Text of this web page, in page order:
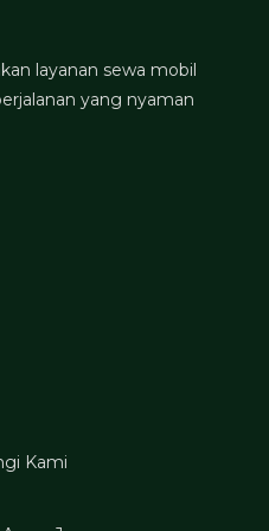
layanan sewa mobil
yang nyaman
Kami